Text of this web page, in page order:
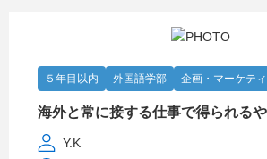
５年目以内 外国語学部 企画・マーケテ
海外と常に接する仕事で得られる
Y.K